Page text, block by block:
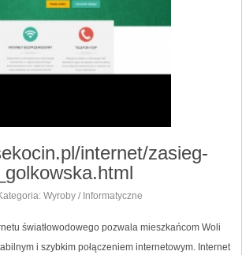
internet/zasieg-
Wyroby / Informatyczne
światłowodowego pozwala mieszkańcom Woli
i szybkim połączeniem internetowym. Internet